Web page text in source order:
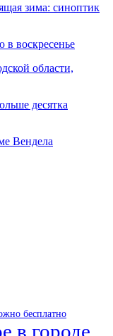
зима: синоптик
в воскресенье
области,
десятка
Вендела
бесплатно
в городе